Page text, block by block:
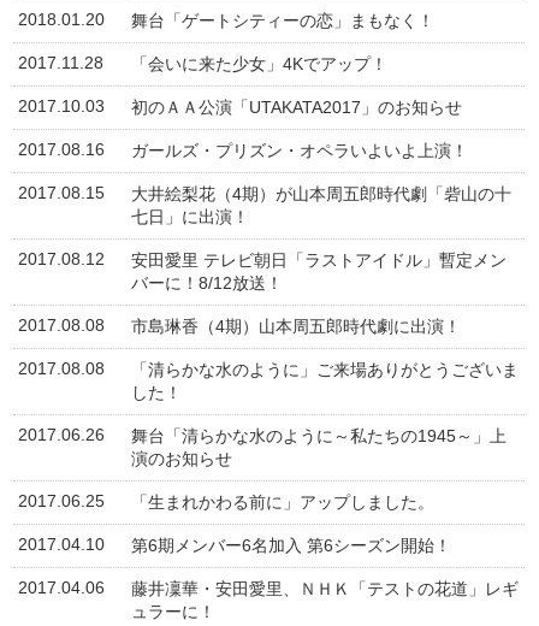
2018.01.20 舞台「ゲートシティーの恋」まもなく！
2017.11.28 「会いに来た少女」4Kでアップ！
2017.10.03 初のＡＡ公演「UTAKATA2017」のお知らせ
2017.08.16 ガールズ・プリズン・オペラいよいよ上演！
2017.08.15
大井絵梨花（4期）が山本周五郎時代劇「砦山の十
七日」に出演！
2017.08.12
安田愛里 テレビ朝日「ラストアイドル」暫定メン
バーに！8/12放送！
2017.08.08 市島琳香（4期）山本周五郎時代劇に出演！
2017.08.08
「清らかな水のように」ご来場ありがとうございま
した！
2017.06.26
舞台「清らかな水のように～私たちの1945～」上
演のお知らせ
2017.06.25 「生まれかわる前に」アップしました。
2017.04.10 第6期メンバー6名加入 第6シーズン開始！
2017.04.06
藤井凜華・安田愛里、ＮＨＫ「テストの花道」レギ
ュラーに！